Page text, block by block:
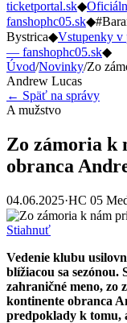
ticketportal.sk◆
fanshophc05.sk◆
Bystrica◆Vstupenky v
— fanshophc05.sk◆
Úvod/Novinky/Zo
Andrew Lucas
← Späť na správy
A mužstvo
Zo zámoria k
obranca
04.06.2025·HC 05
Stiahnuť
Vedenie klubu
blížiacou sa sezónou.
zahraničné meno, zo
kontinente obranca
predpoklady k tomu,